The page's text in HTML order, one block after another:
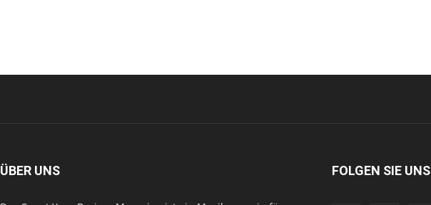
ÜBER UNS FOLGEN SIE UNS